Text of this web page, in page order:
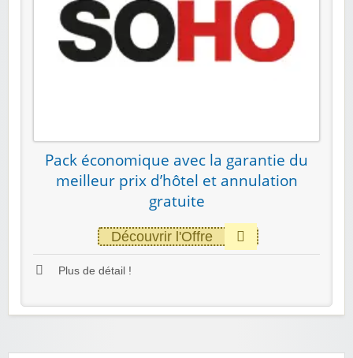
Pack économique avec la garantie du
meilleur prix d’hôtel et annulation
gratuite
Découvrir l'Offre
Plus de détail !